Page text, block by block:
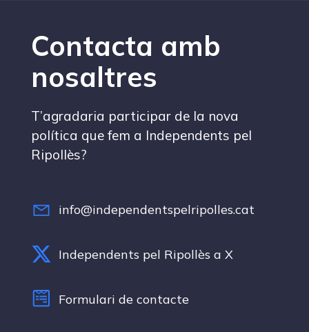
Contacta amb
nosaltres
T’agradaria participar de la nova
política que fem a Independents pel
Ripollès?
info@independentspelripolles.cat
Independents pel Ripollès a X
Formulari de contacte